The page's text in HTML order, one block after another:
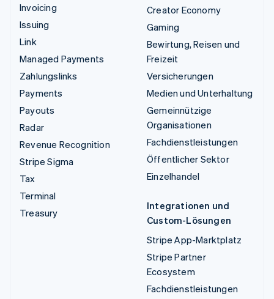
Invoicing
Issuing
Link
Managed Payments
Zahlungslinks
Payments
Payouts
Radar
Revenue Recognition
Stripe Sigma
Tax
Terminal
Treasury
Creator Economy
Gaming
Bewirtung, Reisen und
Freizeit
Versicherungen
Medien und Unterhaltung
Gemeinnützige
Organisationen
Fachdienstleistungen
Öffentlicher Sektor
Einzelhandel
Integrationen und
Custom-Lösungen
Stripe App-Marktplatz
Stripe Partner
Ecosystem
Fachdienstleistungen